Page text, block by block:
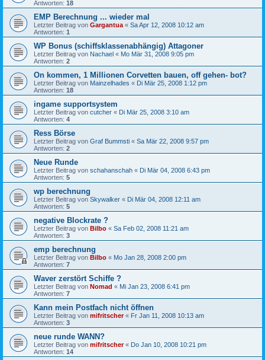
Antworten: 18
EMP Berechnung ... wieder mal
Letzter Beitrag von Gargantua « Sa Apr 12, 2008 10:12 am
Antworten: 1
WP Bonus (schiffsklassenabhängig) Attagoner
Letzter Beitrag von Nachael « Mo Mär 31, 2008 9:05 pm
Antworten: 2
On kommen, 1 Millionen Corvetten bauen, off gehen- bot?
Letzter Beitrag von Mainzelhades « Di Mär 25, 2008 1:12 pm
Antworten: 18
ingame supportsystem
Letzter Beitrag von cutcher « Di Mär 25, 2008 3:10 am
Antworten: 4
Ress Börse
Letzter Beitrag von Graf Bummsti « Sa Mär 22, 2008 9:57 pm
Antworten: 2
Neue Runde
Letzter Beitrag von schahanschah « Di Mär 04, 2008 6:43 pm
Antworten: 5
wp berechnung
Letzter Beitrag von Skywalker « Di Mär 04, 2008 12:11 am
Antworten: 5
negative Blockrate ?
Letzter Beitrag von Bilbo « Sa Feb 02, 2008 11:21 am
Antworten: 3
emp berechnung
Letzter Beitrag von Bilbo « Mo Jan 28, 2008 2:00 pm
Antworten: 7
Waver zerstört Schiffe ?
Letzter Beitrag von Nomad « Mi Jan 23, 2008 6:41 pm
Antworten: 7
Kann mein Postfach nicht öffnen
Letzter Beitrag von mifritscher« Fr Jan 11, 2008 10:13 am
Antworten: 3
neue runde WANN?
Letzter Beitrag von mifritscher« Do Jan 10, 2008 10:21 pm
Antworten: 14